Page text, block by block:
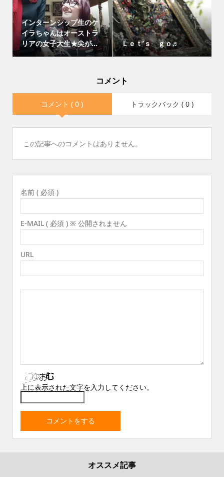
インターンシップ生のケ
イラちゃんはオーストラ
リアの女子大生★尖が...
Ｌｅｔ’ｓ ｇｏ♬
コメント
コメント ( 0 ) トラックバック ( 0 )
この記事へのコメントはありません。
名前 ( 必須 )
E-MAIL ( 必須 ) ※ 公開されません
URL
上に表示された文字を入力してください。
オススメ記事